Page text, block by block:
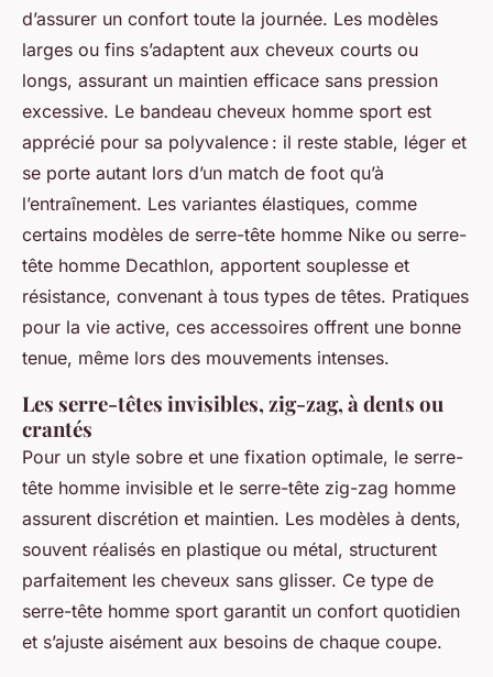
d’assurer un confort toute la journée. Les modèles
larges ou fins s’adaptent aux cheveux courts ou
longs, assurant un maintien efficace sans pression
excessive. Le bandeau cheveux homme sport est
apprécié pour sa polyvalence : il reste stable, léger et
se porte autant lors d’un match de foot qu’à
l’entraînement. Les variantes élastiques, comme
certains modèles de serre-tête homme Nike ou serre-
tête homme Decathlon, apportent souplesse et
résistance, convenant à tous types de têtes. Pratiques
pour la vie active, ces accessoires offrent une bonne
tenue, même lors des mouvements intenses.
Les serre-têtes invisibles, zig-zag, à dents ou
crantés
Pour un style sobre et une fixation optimale, le serre-
tête homme invisible et le serre-tête zig-zag homme
assurent discrétion et maintien. Les modèles à dents,
souvent réalisés en plastique ou métal, structurent
parfaitement les cheveux sans glisser. Ce type de
serre-tête homme sport garantit un confort quotidien
et s’ajuste aisément aux besoins de chaque coupe.